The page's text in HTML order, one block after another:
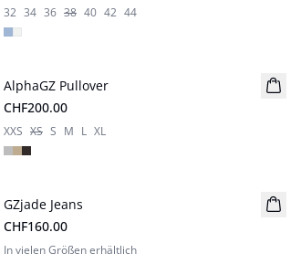
32 34 36 38 40 42 44
Neuheiten
AlphaGZ Pullover
CHF200.00
XXS XS S M L XL
Neuheiten
GZjade Jeans
CHF160.00
In vielen Größen erhältlich